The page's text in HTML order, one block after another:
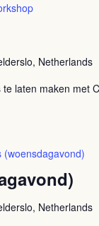
Netherlands
laten maken met
(woensdagavond)
Netherlands